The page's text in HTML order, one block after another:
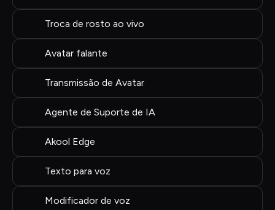
Troca de rosto ao vivo
Avatar falante
Transmissão de Avatar
Agente de Suporte de IA
Akool Edge
Texto para voz
Modificador de voz